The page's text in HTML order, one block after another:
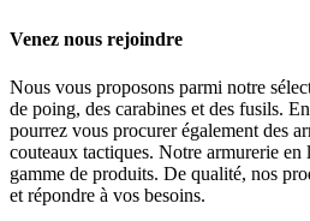
Venez nous rejoindre
Nous vous proposons parmi notre
de poing, des carabines et des fusils.
pourrez vous procurer également des
couteaux tactiques. Notre armurerie en
gamme de produits. De qualité, nos
et répondre à vos besoins.